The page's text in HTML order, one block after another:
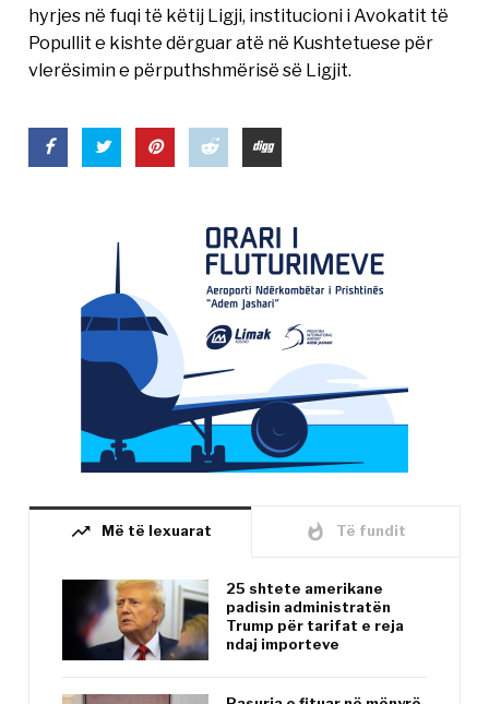
hyrjes në fuqi të këtij Ligji, institucioni i Avokatit të
Popullit e kishte dërguar atë në Kushtetuese për
vlerësimin e përputhshmërisë së Ligjit.
trending_up Më të lexuarat whatshot Të fundit
25 shtete amerikane
padisin administratën
Trump për tarifat e reja
ndaj importeve